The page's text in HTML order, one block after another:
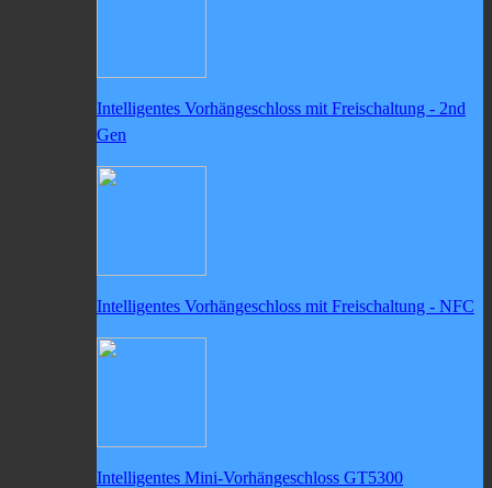
Intelligentes Vorhängeschloss mit Freischaltung - 2nd
Gen
Intelligentes Vorhängeschloss mit Freischaltung - NFC
Intelligentes Mini-Vorhängeschloss GT5300